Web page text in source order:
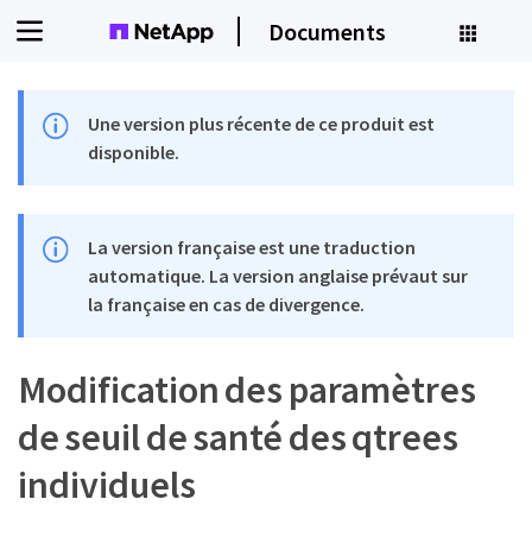
Documents
Une version plus récente de ce produit est
disponible.
La version française est une traduction
automatique. La version anglaise prévaut sur
la française en cas de divergence.
Modification des paramètres
de seuil de santé des qtrees
individuels